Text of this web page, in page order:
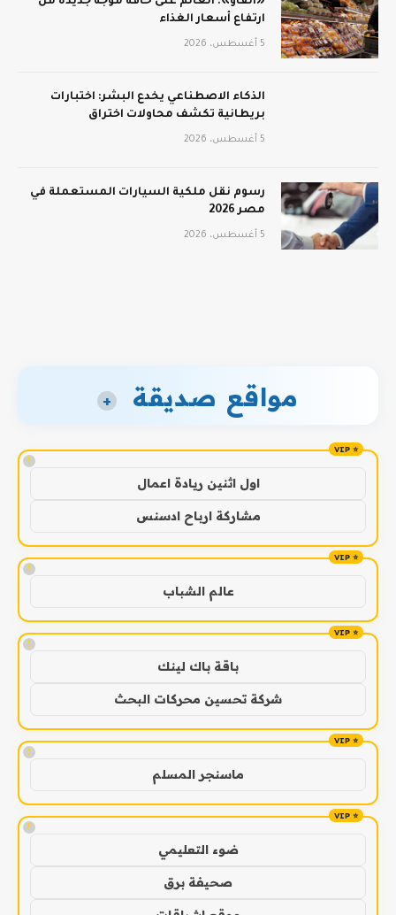
ارتفاع أسعار الغذاء
5 أغسطس، 2026
الذكاء الاصطناعي يخدع البشر: اختبارات
بريطانية تكشف محاولات اختراق
5 أغسطس، 2026
رسوم نقل ملكية السيارات المستعملة في
مصر 2026
5 أغسطس، 2026
مواقع صديقة +
!
اول اثنين ريادة اعمال
مشاركة ارباح ادسنس
!
عالم الشباب
!
باقة باك لينك
شركة تحسين محركات البحث
!
ماسنجر المسلم
!
ضوء التعليمي
صحيفة برق